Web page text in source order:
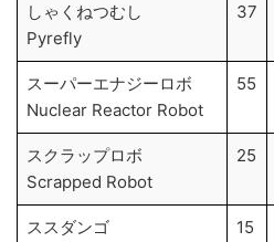
しゃくねつむし
Pyrefly
37
スーパーエナジーロボ
Nuclear Reactor Robot
55
スクラップロボ
Scrapped Robot
25
ススダンゴ
15